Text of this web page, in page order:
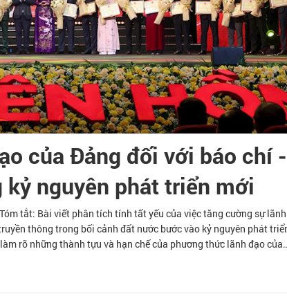
của Đảng đối với báo chí -
nguyên phát triển mới
tắt: Bài viết phân tích tính tất yếu của việc tăng cường sự lãnh
thông trong bối cảnh đất nước bước vào kỷ nguyên phát
rõ những thành tựu và hạn chế của phương thức lãnh đạo của